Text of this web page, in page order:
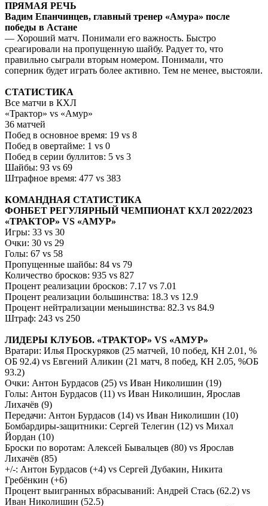
ПРЯМАЯ РЕЧЬ
Вадим Епанчинцев, главный тренер «Амура» после
победы в Астане
— Хороший матч. Понимали его важность. Быстро
среагировали на пропущенную шайбу. Радует то, что
правильно сыграли вторым номером. Понимали, что
соперник будет играть более активно. Тем не менее, выстояли.
СТАТИСТИКА
Все матчи в КХЛ
«Трактор» vs «Амур»
36 матчей
Побед в основное время: 19 vs 8
Побед в овертайме: 1 vs 0
Побед в серии буллитов: 5 vs 3
Шайбы: 93 vs 69
Штрафное время: 477 vs 383
КОМАНДНАЯ СТАТИСТИКА
ФОНБЕТ РЕГУЛЯРНЫЙ ЧЕМПИОНАТ КХЛ 2022/2023
«ТРАКТОР» VS «АМУР»
Игры: 33 vs 30
Очки: 30 vs 29
Голы: 67 vs 58
Пропущенные шайбы: 84 vs 79
Количество бросков: 935 vs 827
Процент реализации бросков: 7.17 vs 7.01
Процент реализации большинства: 18.3 vs 12.9
Процент нейтрализации меньшинства: 82.3 vs 84.9
Штраф: 243 vs 250
ЛИДЕРЫ КЛУБОВ. «ТРАКТОР» VS «АМУР»
Вратари: Илья Проскуряков (25 матчей, 10 побед, КН 2.01, %
ОБ 92.4) vs Евгений Аликин (21 матч, 8 побед, КН 2.05, %ОБ
93.2)
Очки: Антон Бурдасов (25) vs Иван Николишин (19)
Голы: Антон Бурдасов (11) vs Иван Николишин, Ярослав
Лихачёв (9)
Передачи: Антон Бурдасов (14) vs Иван Николишин (10)
Бомбардиры-защитники: Сергей Телегин (12) vs Михал
Йордан (10)
Броски по воротам: Алексей Бывальцев (80) vs Ярослав
Лихачёв (85)
+/-: Антон Бурдасов (+4) vs Сергей Дубакин, Никита
Гребёнкин (+6)
Процент выигранных вбрасываний: Андрей Стась (62.2) vs
Иван Николишин (52.5)